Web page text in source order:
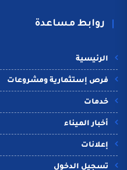
روابط مساعدة
الرئيسية
فرص إستثمارية ومشروعات
خدمات
أخبار الميناء
إعلانات
تسجيل الدخول